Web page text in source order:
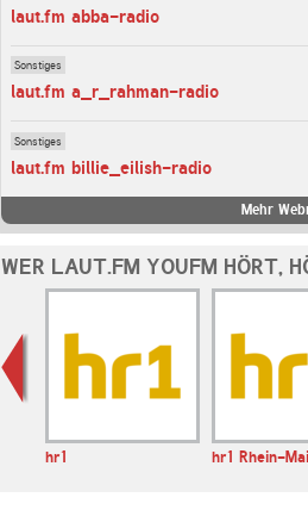
laut.fm abba-radio
Sonstiges
laut.fm a_r_rahman-radio
Sonstiges
laut.fm billie_eilish-radio
Mehr
WER LAUT.FM YOUFM HÖRT,
hr1 hr1 Rhein-